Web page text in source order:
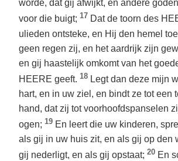
worde, dat gij afwijkt, en andere
voor die buigt; 17 Dat de toorn des
ulieden ontsteke, en Hij den hemel
geen regen zij, en het aardrijk zijn
en gij haastelijk omkomt van het
HEERE geeft. 18 Legt dan deze mijn
hart, en in uw ziel, en bindt ze tot een
hand, dat zij tot voorhoofdspanselen
ogen; 19 En leert die uw kinderen,
als gij in uw huis zit, en als gij op den
gij nederligt, en als gij opstaat; 20 En